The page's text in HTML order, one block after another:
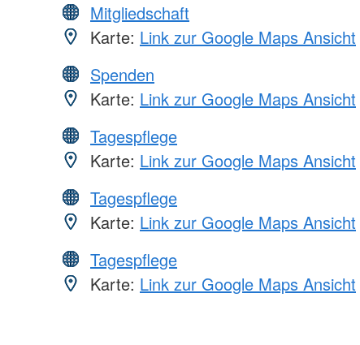
Mitgliedschaft
Karte: Link zur Google Maps Ansicht
Spenden
Karte: Link zur Google Maps Ansicht
Tagespflege
Karte: Link zur Google Maps Ansicht
Tagespflege
Karte: Link zur Google Maps Ansicht
Tagespflege
Karte: Link zur Google Maps Ansicht